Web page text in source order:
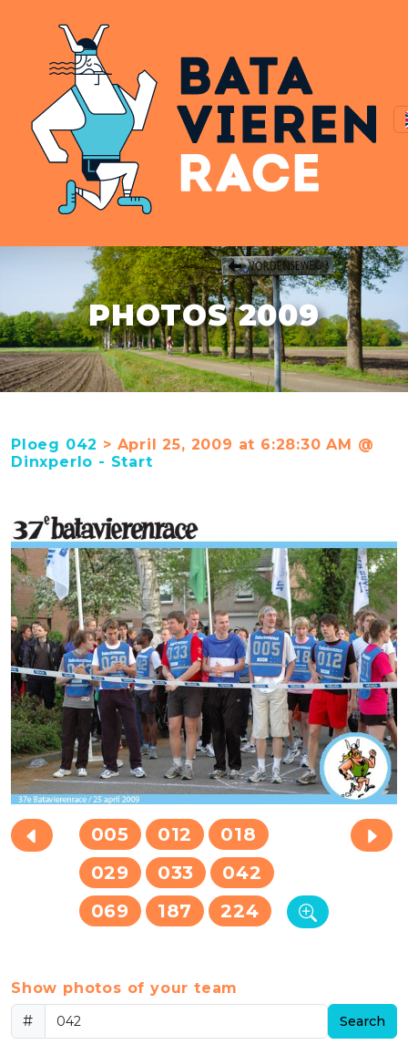
PHOTOS 2009
Ploeg 042 > April 25, 2009 at 6:28:30 AM @
Dinxperlo - Start
005 012
018
029
033
042
069
187 224
Show photos of your team
#
Search